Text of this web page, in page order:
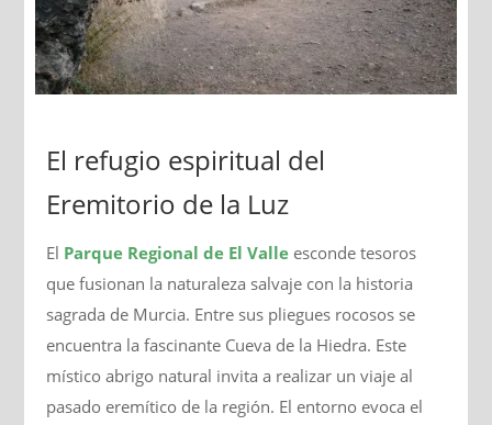
El refugio espiritual del
Eremitorio de la Luz
El Parque Regional de El Valle esconde tesoros
que fusionan la naturaleza salvaje con la historia
sagrada de Murcia. Entre sus pliegues rocosos se
encuentra la fascinante Cueva de la Hiedra. Este
místico abrigo natural invita a realizar un viaje al
pasado eremítico de la región. El entorno evoca el